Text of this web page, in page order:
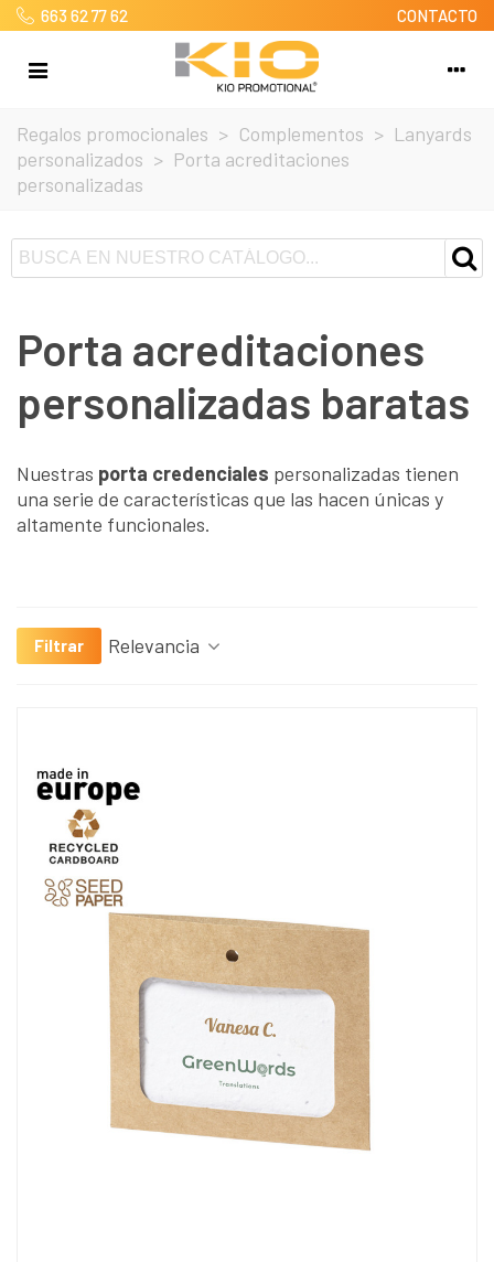
663 62 77 62 CONTACTO
Regalos promocionales > Complementos > Lanyards
personalizados > Porta acreditaciones
personalizadas
Porta acreditaciones
personalizadas baratas
Nuestras porta credenciales personalizadas tienen
una serie de características que las hacen únicas y
altamente funcionales.
Filtrar Relevancia